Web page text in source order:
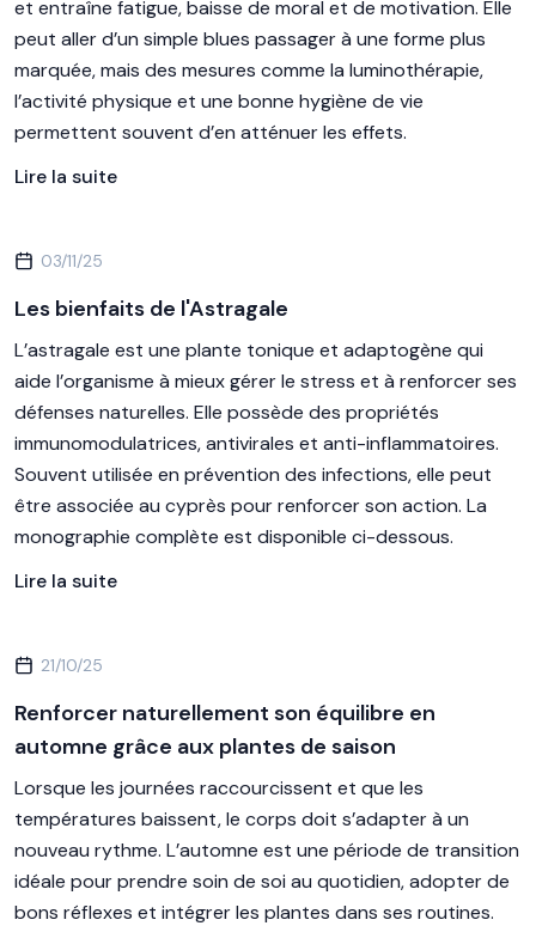
et entraîne fatigue, baisse de moral et de motivation. Elle
peut aller d’un simple blues passager à une forme plus
marquée, mais des mesures comme la luminothérapie,
l’activité physique et une bonne hygiène de vie
permettent souvent d’en atténuer les effets.
Lire la suite
03/11/25
Les bienfaits de l'Astragale
L’astragale est une plante tonique et adaptogène qui
aide l’organisme à mieux gérer le stress et à renforcer ses
défenses naturelles. Elle possède des propriétés
immunomodulatrices, antivirales et anti-inflammatoires.
Souvent utilisée en prévention des infections, elle peut
être associée au cyprès pour renforcer son action. La
monographie complète est disponible ci-dessous.
Lire la suite
21/10/25
Renforcer naturellement son équilibre en
automne grâce aux plantes de saison
Lorsque les journées raccourcissent et que les
températures baissent, le corps doit s’adapter à un
nouveau rythme. L’automne est une période de transition
idéale pour prendre soin de soi au quotidien, adopter de
bons réflexes et intégrer les plantes dans ses routines.